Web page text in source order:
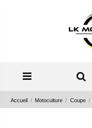
Accueil Motoculture Coupe